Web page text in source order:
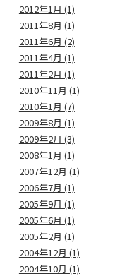
2012年1月 (1)
2011年8月 (1)
2011年6月 (2)
2011年4月 (1)
2011年2月 (1)
2010年11月 (1)
2010年1月 (7)
2009年8月 (1)
2009年2月 (3)
2008年1月 (1)
2007年12月 (1)
2006年7月 (1)
2005年9月 (1)
2005年6月 (1)
2005年2月 (1)
2004年12月 (1)
2004年10月 (1)